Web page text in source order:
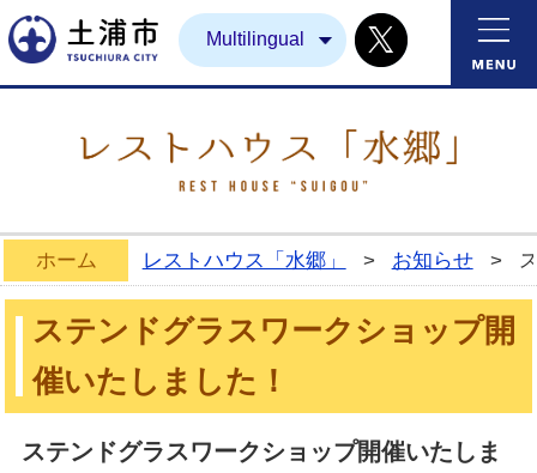
土浦市Multilingual Twitter
ホーム レストハウス「水郷」 > お知らせ >
ステンドグラスワークショップ開
催いたしました！
ステンドグラスワークショップ開催いたしま